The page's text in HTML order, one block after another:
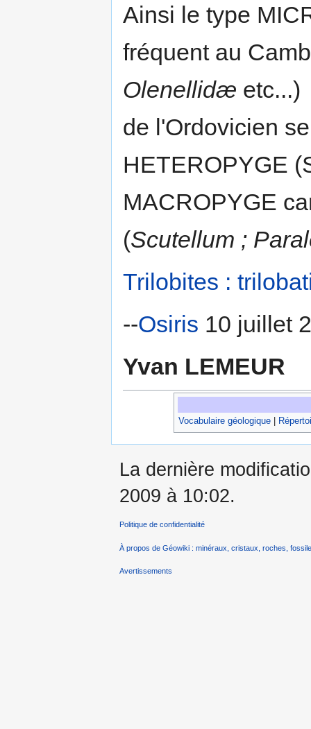
Ainsi le type
fréquent au
Olenellidæ
de l'Ordovicien
HETEROPYGE
MACROPYGE
(Scutellum ;
Trilobites :
--Osiris 10 juillet
Yvan LEMEUR
Vocabulaire géologique |
La dernière
2009 à 10:02.
Politique de confidentialité
À propos de Géowiki : minéraux, cristaux, roches,
Avertissements